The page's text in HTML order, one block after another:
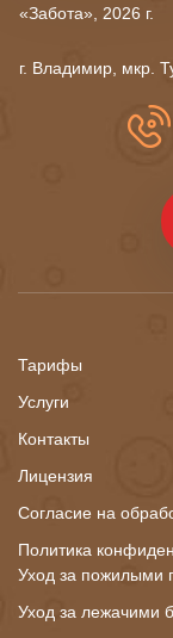
«Забота», 2026 г.
г. Владимир, мкр.
Тарифы
Услуги
Контакты
Лицензия
Согласие на
Политика
Уход за пожилыми
Уход за лежачими